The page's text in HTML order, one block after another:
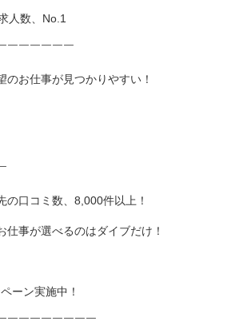
人数、No.1
￣￣￣￣￣￣
のお仕事が見つかりやすい！
の口コミ数、8,000件以上！
仕事が選べるのはダイブだけ！
ーン実施中！
￣￣￣￣￣￣￣￣